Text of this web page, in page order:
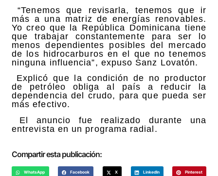
“Tenemos que revisarla, tenemos que ir
más a una matriz de energías renovables.
Yo creo que la República Dominicana tiene
que trabajar constantemente para ser lo
menos dependientes posibles del mercado
de los hidrocarburos en el que no tenemos
ninguna influencia”, expuso Sanz Lovatón.
Explicó que la condición de no productor
de petróleo obliga al país a reducir la
dependencia del crudo, para que pueda ser
más efectivo.
El anuncio fue realizado durante una
entrevista en un programa radial.
Compartir esta publicación:
WhatsApp Facebook X LinkedIn Pinterest